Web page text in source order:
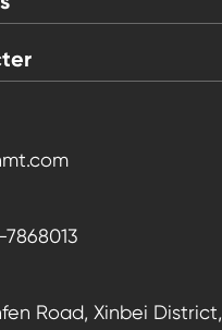
Road, Xinbei District,